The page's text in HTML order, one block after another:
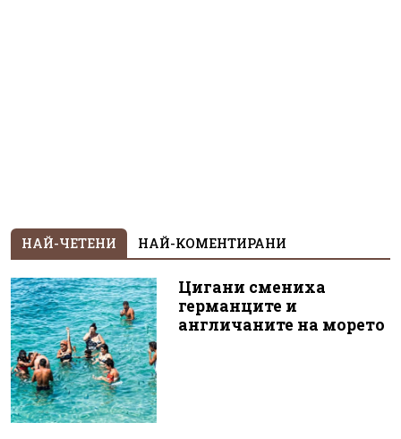
НАЙ-ЧЕТЕНИ НАЙ-КОМЕНТИРАНИ
Цигани смениха
германците и
англичаните на морето